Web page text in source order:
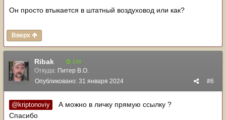
Он просто втыкается в штатный воздуховод или как?
Вверх
Ribak 149
Откуда: Питер В.О.
#6
Опубликовано: 31 января 2024
@kriptonoviy
А можно в личку прямую ссылку ?
Спасибо